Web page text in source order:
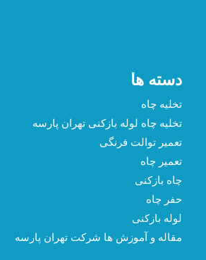
دسته ها
تخلیه چاه
تخلیه چاه لوله بازکنی تهران پارسه
تعمیر توالت فرنگی
تعمیر چاه
چاه بازکنی
حفر چاه
لوله بازکنی
مقاله و آموزش ها شرکت تهران پارسه